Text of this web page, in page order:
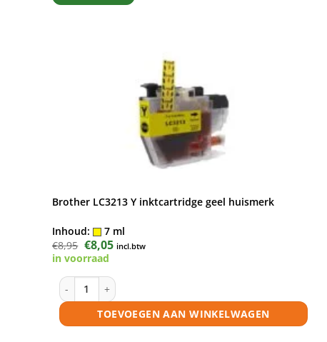
Brother LC3213 Y inktcartridge geel huismerk
Inhoud:
7 ml
€8,95 Oorspronkelijke
prijs
was:
€8,05Huidige
prijs
incl.btw
in voorraad
Brother LC3213 Y inktcartridge geel huismerk aantal
TOEVOEGEN AAN WINKELWAGEN